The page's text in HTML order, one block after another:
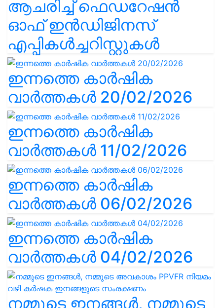
ആചരിച്ച് ഫെഡറേഷൻ
ഓഫ് ഇൻഡിജിനസ്
എപ്പികൾച്ചറിസ്റ്റുകൾ
ഇന്നത്തെ കാർഷിക
വാർത്തകൾ 20/02/2026
ഇന്നത്തെ കാർഷിക
വാർത്തകൾ 11/02/2026
ഇന്നത്തെ കാർഷിക
വാർത്തകൾ 06/02/2026
ഇന്നത്തെ കാർഷിക
വാർത്തകൾ 04/02/2026
നമ്മുടെ ഇനങ്ങൾ, നമ്മുടെ